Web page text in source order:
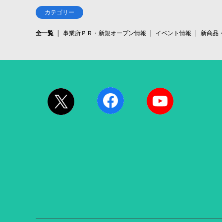
カテゴリー
全一覧 事業所ＰＲ・新規オープン情報 イベント情報 新商品